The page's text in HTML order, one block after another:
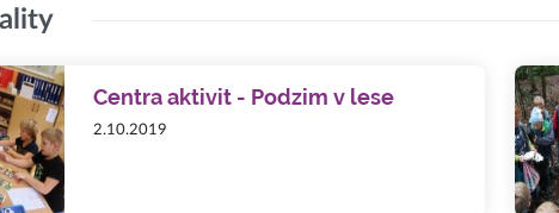
Centra aktivit - Podzim v lese
2.10.2019